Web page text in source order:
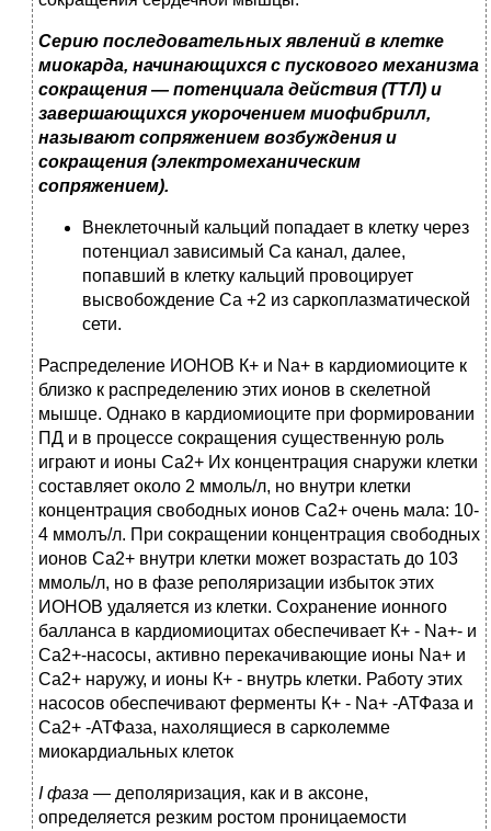
Серию последовательных явлений в клетке
миокарда, начинающихся с пускового механизма
сокращения — потенциала действия (ТТЛ) и
завершающихся укорочением миофибрилл,
называют сопряжением возбуждения и
сокращения (электромеханическим
сопряжением).
Внеклеточный кальций попадает в клетку через
потенциал зависимый Ca канал, далее,
попавший в клетку кальций провоцирует
высвобождение Ca +2 из саркоплазматической
сети.
Распределение ИОНОВ К+ и Na+ в кардиомиоците к
близко к распределению этих ионов в скелетной
мышце. Однако в кардиомиоците при формировании
ПД и в процессе сокращения существенную роль
играют и ионы Са2+ Их концентрация снаружи клетки
составляет около 2 ммоль/л, но внутри клетки
концентрация свободных ионов Са2+ очень мала: 10-
4 ммолъ/л. При сокращении концентрация свободных
ионов Са2+ внутри клетки может возрастать до 103
ммоль/л, но в фазе реполяризации избыток этих
ИОНОВ удаляется из клетки. Сохранение ионного
балланса в кардиомиоцитах обеспечивает К+ - Na+- и
Са2+-насосы, активно перекачивающие ионы Na+ и
Са2+ наружу, и ионы К+ - внутрь клетки. Работу этих
насосов обеспечивают ферменты К+ - Na+ -АТФаза и
Са2+ -АТФаза, нахолящиеся в сарколемме
миокардиальных клеток
I фаза — деполяризация, как и в аксоне,
определяется резким ростом проницаемости